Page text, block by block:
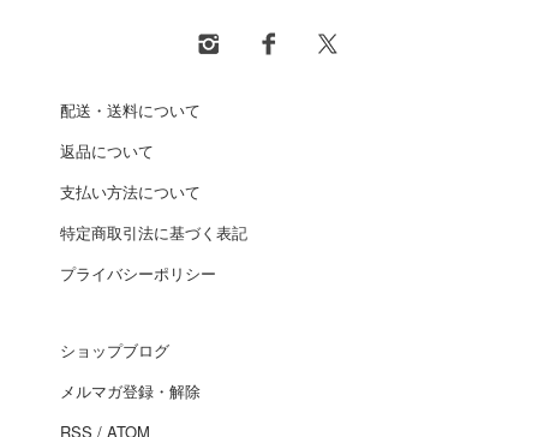
配送・送料について
返品について
支払い方法について
特定商取引法に基づく表記
プライバシーポリシー
ショップブログ
メルマガ登録・解除
RSS / ATOM